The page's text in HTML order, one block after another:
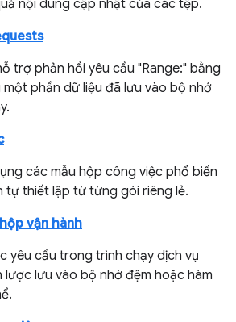
nội dung cập nhật của các tệp.
trợ phản hồi yêu cầu "Range:" bằng
phần dữ liệu đã lưu vào bộ nhớ
các mẫu hộp công việc phổ biến
tự thiết lập từ từng gói riêng lẻ.
vận hành
yêu cầu trong trình chạy dịch vụ
lược lưu vào bộ nhớ đệm hoặc hàm